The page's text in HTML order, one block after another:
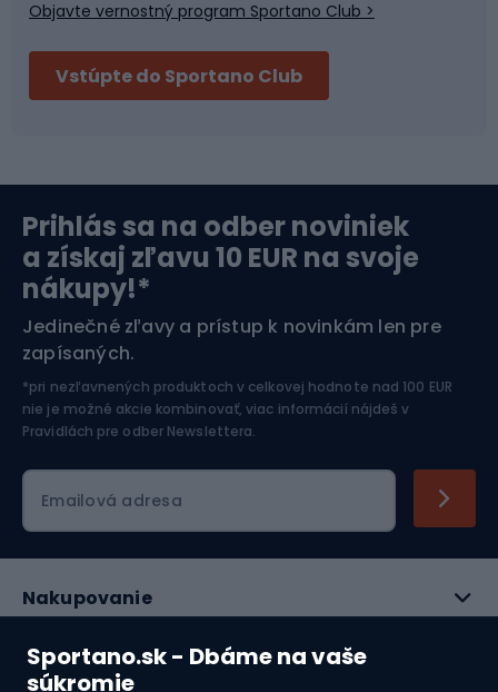
Sportano.sk - Dbáme na vaše
súkromie
Topánky cestné
Drevené sane
Plastové sane
Viazanie na snowboard
Snowboardové oblečenie
Turistické oblečenie
Bundy do dažďa
Softshellové nohavice
Turistické nohavice
Softshellové bundy
Trekingové šortky
Vetruodolné bundy
Technická spodná bielizeň
Plavky a plavecké oblečenie
Tímové športy
Futbalové topánky
Hádzanárske topánky
Objavte vernostný program Sportano Club >
Vstúpte do Sportano Club
Prihlás sa na odber noviniek
a získaj zľavu 10 EUR na svoje
nákupy!*
Jedinečné zľavy a prístup k novinkám len pre
zapísaných.
*pri nezľavnených produktoch v celkovej hodnote nad 100 EUR
nie je možné akcie kombinovať, viac informácií nájdeš v
Pravidlách pre odber Newslettera.
Emailová adresa
Nakupovanie
Služby zákazníkom